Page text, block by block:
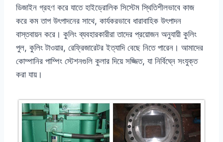
ডিজাইন গ্রহণ করে যাতে হাইড্রোলিক সিস্টেম স্থিতিশীলভাবে কাজ
করে কম তাপ উৎপাদনের সাথে, কার্যকরভাবে ধারাবাহিক উৎপাদন
বাস্তবায়ন করে। কুলিং ব্যবহারকারীরা তাদের প্রয়োজন অনুযায়ী কুলিং
পুল, কুলিং টাওয়ার, রেফ্রিজারেটর ইত্যাদি বেছে নিতে পারেন। আমাদের
কোম্পানির পাম্পিং স্টেশনগুলি কুলার দিয়ে সজ্জিত, যা নির্বিঘ্নে সংযুক্ত
করা যায়।